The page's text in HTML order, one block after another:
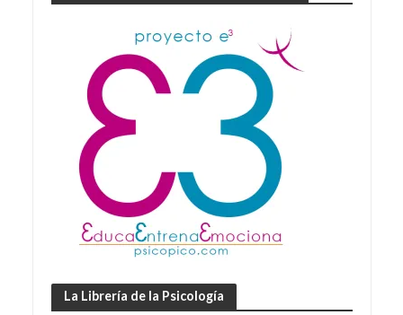
La Librería de la Psicología